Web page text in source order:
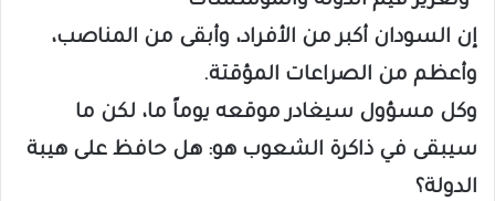
إن السودان أكبر من الأفراد، وأبقى من المناصب،
وأعظم من الصراعات المؤقتة.
وكل مسؤول سيغادر موقعه يوماً ما، لكن ما
سيبقى في ذاكرة الشعوب هو: هل حافظ على هيبة
الدولة؟